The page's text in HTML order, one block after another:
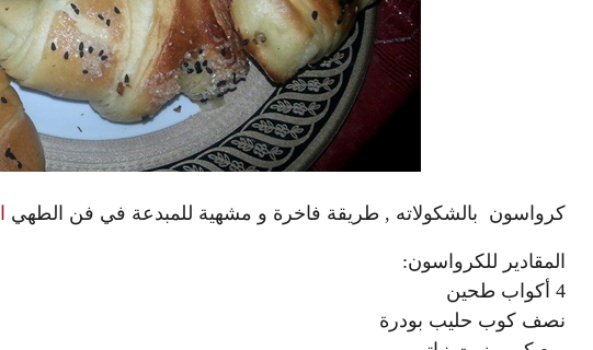
كرواسون بالشكولاته , طريقة فاخرة و مشهية للمبدعة في فن الطهي
المقادير للكرواسون:
4 أكواب طحين
نصف كوب حليب بودرة